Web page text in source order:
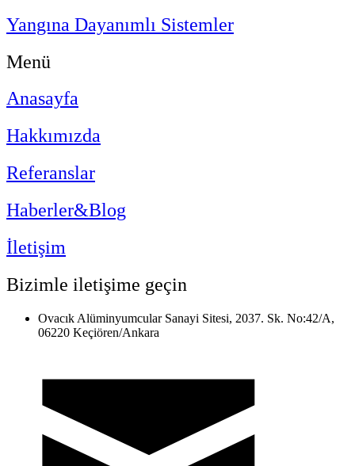
Yangına Dayanımlı Sistemler
Menü
Anasayfa
Hakkımızda
Referanslar
Haberler&Blog
İletişim
Bizimle iletişime geçin
Ovacık Alüminyumcular Sanayi Sitesi, 2037. Sk. No:42/A,
06220 Keçiören/Ankara